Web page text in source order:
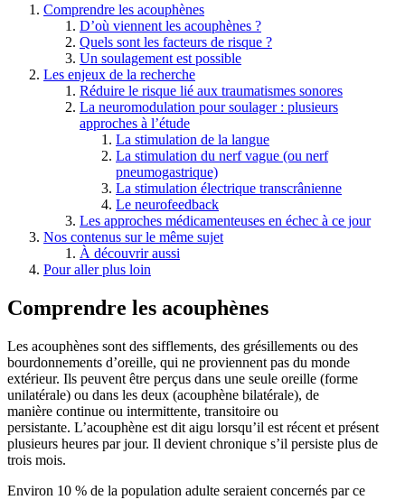
Comprendre les acouphènes
D’où viennent les acouphènes ?
Quels sont les facteurs de risque ?
Un soulagement est possible
Les enjeux de la recherche
Réduire le risque lié aux traumatismes sonores
La neuromodulation pour soulager : plusieurs
approches à l’étude
La stimulation de la langue
La stimulation du nerf vague (ou nerf
pneumogastrique)
La stimulation électrique transcrânienne
Le neurofeedback
Les approches médicamenteuses en échec à ce jour
Nos contenus sur le même sujet
À découvrir aussi
Pour aller plus loin
Comprendre les acouphènes
Les acouphènes sont des sifflements, des grésillements ou des
bourdonnements d’oreille, qui ne proviennent pas du monde
extérieur. Ils peuvent être perçus dans une seule oreille (forme
unilatérale) ou dans les deux (acouphène bilatérale), de
manière continue ou intermittente, transitoire ou
persistante. L’acouphène est dit aigu lorsqu’il est récent et présent
plusieurs heures par jour. Il devient chronique s’il persiste plus de
trois mois.
Environ 10 % de la population adulte seraient concernés par ce